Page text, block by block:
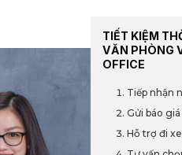
TIẾT KIỆM
VĂN PHÒNG
OFFICE
Tiếp nhận
Gửi báo
Hỗ trợ đi